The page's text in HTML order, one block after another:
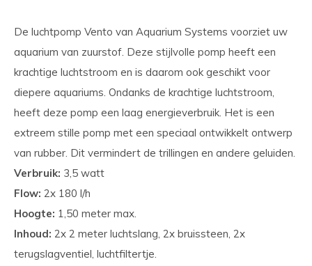
De luchtpomp Vento van Aquarium Systems voorziet uw
aquarium van zuurstof. Deze stijlvolle pomp heeft een
krachtige luchtstroom en is daarom ook geschikt voor
diepere aquariums. Ondanks de krachtige luchtstroom,
heeft deze pomp een laag energieverbruik. Het is een
extreem stille pomp met een speciaal ontwikkelt ontwerp
van rubber. Dit vermindert de trillingen en andere geluiden.
Verbruik: 3,5 watt
Flow: 2x 180 l/h
Hoogte: 1,50 meter max.
Inhoud: 2x 2 meter luchtslang, 2x bruissteen, 2x
terugslagventiel, luchtfiltertje.